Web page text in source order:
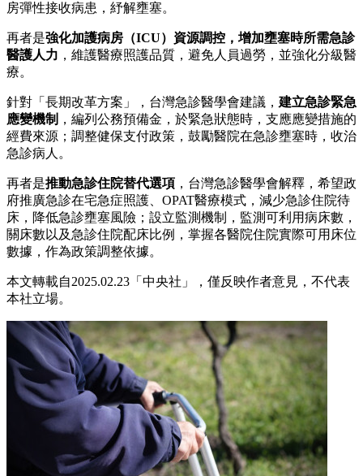
房彈性接收病患，紓解壅塞。
再者是強化加護病房（ICU）資源調控，增加壅塞時所需急診
醫護人力 ，維護醫療照護品質，避免人員過勞，並強化分級醫
療。
針對「長期改革方案」，台灣急診醫學會建議， 建立急診緊急
應變機制 ，編列公務預備金，於緊急狀態時，支應應變措施的
經費來源；調整健保支付政策，鼓勵醫院在急診壅塞時，收治
急診病人。
再者是推動急診住院替代選項 ，台灣急診醫學會解釋，希望政
府推廣急診在宅急症照護、OPAT醫療模式，減少急診住院待
床，降低急診壅塞風險；設立監測機制，監測可利用病床數，
關床數以及急診住院配床比例，掌握各醫院住院實際可用床位
數據，作為政策調整依據。
本文轉載自2025.02.23「中央社」，僅反映作者意見，不代表
本社立場。